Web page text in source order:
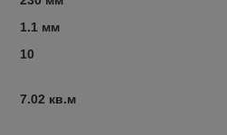
1.1 мм
10
7.02 кв.м